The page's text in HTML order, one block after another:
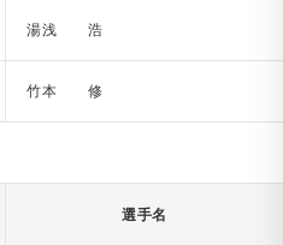
湯浅 浩
竹本 修
選手名